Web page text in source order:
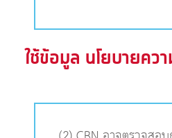
ใช้ข้อมูล นโยบายคว